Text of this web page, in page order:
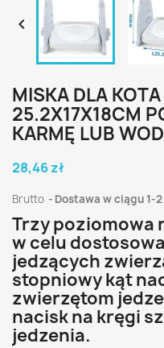

MISKA DLA
25.2X17X18CM
KARMĘ LUB
28,46 zł
Brutto Dostawa w ciągu 1-
Trzy poziomowa
w celu
jedzących
stopniowy kąt
zwierzętom
nacisk na kręgi
jedzenia.